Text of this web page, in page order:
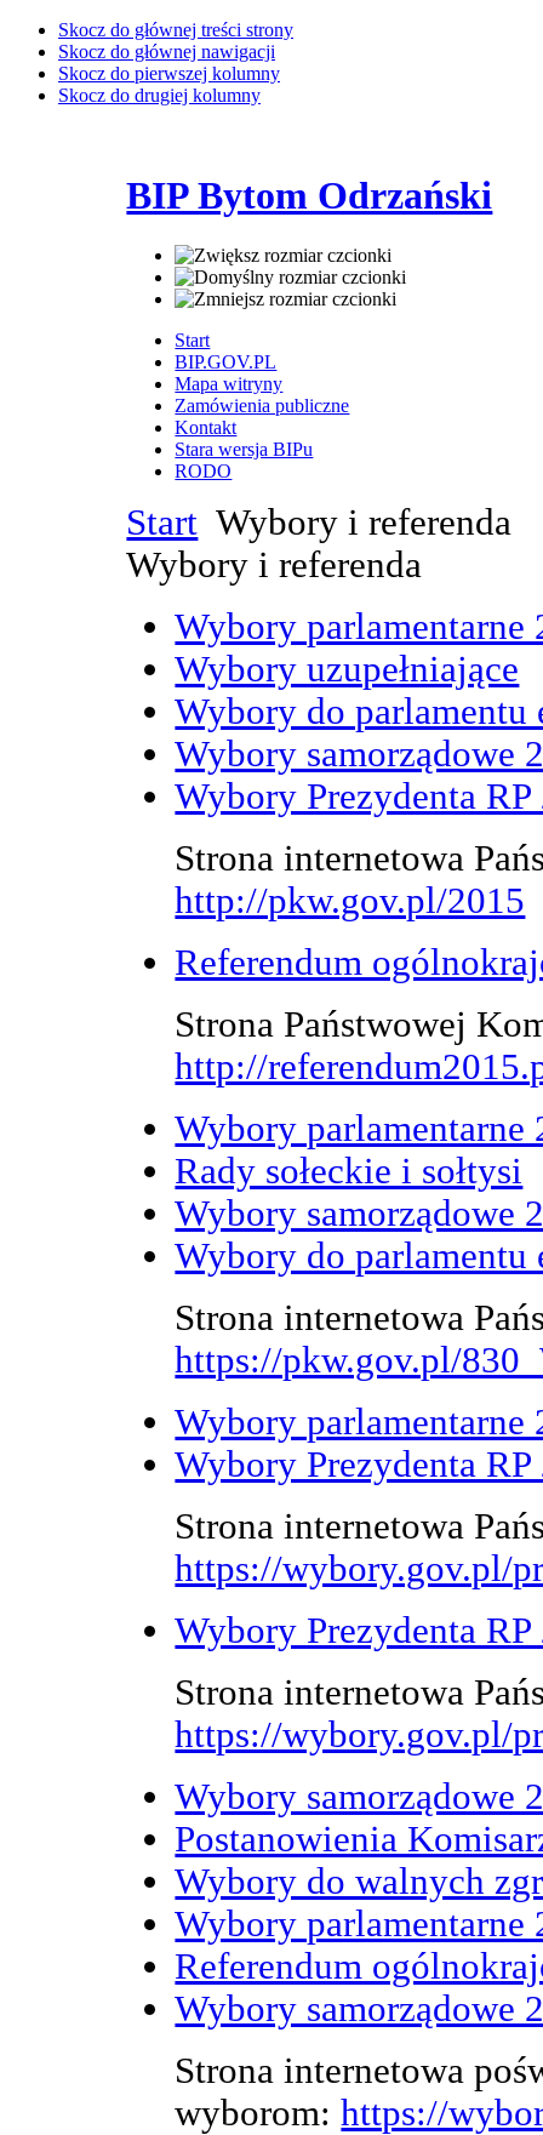
Skocz do głównej treści strony
Skocz do głównej nawigacji
Skocz do pierwszej kolumny
Skocz do drugiej kolumny
BIP Bytom Odrzański
Start
BIP.GOV.PL
Mapa witryny
Zamówienia publiczne
Kontakt
Stara wersja BIPu
RODO
Start Wybory i referenda
Wybory i referenda
Wybory parlamentarne
Wybory uzupełniające
Wybory do parlamentu
Wybory samorządowe
Wybory Prezydenta RP
Strona internetowa
http://pkw.gov.pl/2015
Referendum
Strona Państwowej
http://
Wybory parlamentarne
Rady sołeckie i sołtysi
Wybory samorządowe
Wybory do parlamentu
Strona internetowa
https://pkw.gov.pl/
Wybory parlamentarne
Wybory Prezydenta
Strona internetowa
https://wybory.gov.pl/
Wybory Prezydenta
Strona internetowa
https://wybory.gov.pl/
Wybory samorządowe
Postanowienia
Wybory do walnych
Wybory parlamentarne
Referendum
Wybory samorządowe
Strona internetowa
wyborom:https://